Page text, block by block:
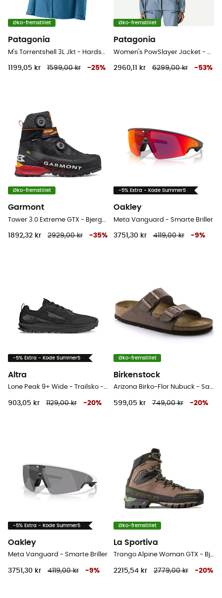
Øko-fremstillet
Patagonia
1199,05 kr 1599,00 kr -25%
Øko-fremstillet
Patagonia
2960,11 kr 6299,00 kr -53%
Øko-fremstillet
Garmont
1892,32 kr 2929,00 kr -35%
-5% Extra - Kode Summer5
Oakley
Meta Vanguard - Smarte Briller
3751,30 kr 4119,00 kr -9%
-5% Extra - Kode Summer5
Altra
Lone Peak 9+ Wide - Trailsko - Herrer
903,05 kr 1129,00 kr -20%
Øko-fremstillet
Birkenstock
Arizona Birko-Flor Nubuck - Sandaler
599,05 kr 749,00 kr -20%
-5% Extra - Kode Summer5
Oakley
Meta Vanguard - Smarte Briller
3751,30 kr 4119,00 kr -9%
Øko-fremstillet
La Sportiva
Trango Alpine Woman GTX - Bjergsko - Damer
2215,54 kr 2779,00 kr -20%